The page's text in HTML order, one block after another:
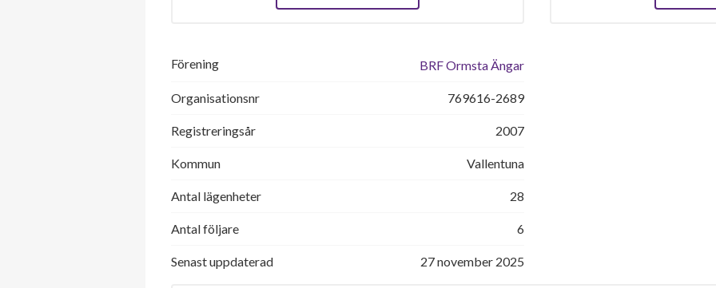
Förening BRF Ormsta Ängar
Organisationsnr 769616-2689
Registreringsår 2007
Kommun Vallentuna
Antal lägenheter 28
Antal följare 6
Senast uppdaterad 27 november 2025